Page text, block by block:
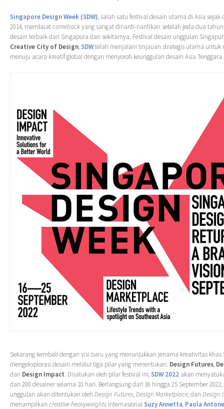
Singapore Design Week (SDW), salah satu festival desain utama di Asia
2014, membuatcomebackyang sangat dinanti-nantikan setelah jeda dua
desain terbaik dari Singapura dan sekitarnya. Festival desain unggulan
Creative City of Design, SDWtelah menjalani tinjauan strategis utama untuk
menuju acara kreatif global dengan menyoroti keunggulan desain Asia Tenggara.
Sekarang kembali dengan visi baru yang menunjukkan jenama kreativitas khas
mengeksplorasi desain melalui tiga pilar yang menentukan: Design Futures,
dan Design Impact. Disatukan oleh pilar festival ini, SDW 2022 akan
dan 200 desainer selama 10 hari. Berlangsung dari 16 hingga 25 September
unggulan akan ditentukan oleh Design Futures,Design Marketplace, dan Design
menampilkan creative heavyweights internasional Suzy Annetta, Paola